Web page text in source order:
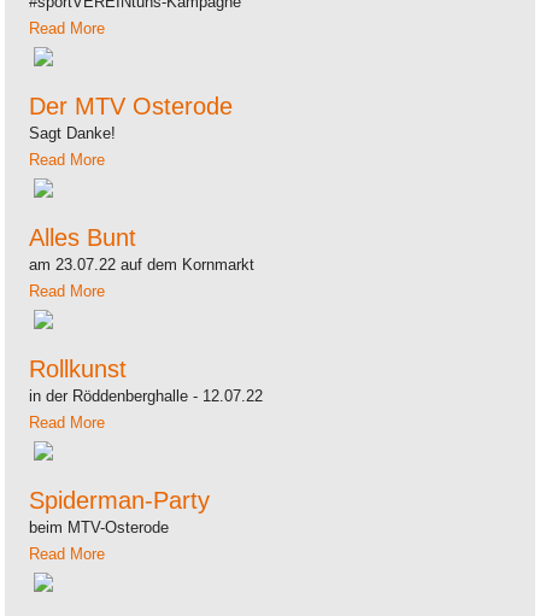
Read More
Der MTV Osterode
Sagt Danke!
Read More
Alles Bunt
am 23.07.22 auf dem Kornmarkt
Read More
Rollkunst
in der Röddenberghalle - 12.07.22
Read More
Spiderman-Party
beim MTV-Osterode
Read More